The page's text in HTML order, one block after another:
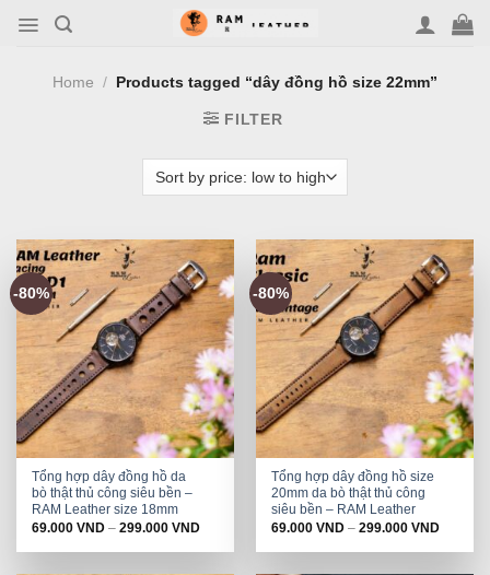
Home / Products tagged “dây đồng hồ size 22mm”
FILTER
-80%
Tổng hợp dây đồng hồ da
bò thật thủ công siêu bền –
RAM Leather size 18mm
69.000VND –299.000VND
-80%
Tổng hợp dây đồng hồ size
20mm da bò thật thủ công
siêu bền – RAM Leather
69.000VND –299.000VND